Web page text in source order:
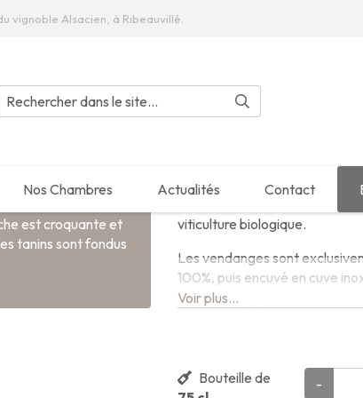
vignoble Alsacien, à Ribeauvillé.
Nos Chambres Actualités Contact
est croquante et
tanins sont fondus
Traditions
PINOT NOIR
Issu de terroirs argilo calcaire
viticulture biologique.
Les vendanges sont
100%, puis encuvé en cuve
La fermentation se fera sur
fermentation terminée nous
Après un élevage sur lies fines
Voir plus...
Bouteille de
Qté :
-